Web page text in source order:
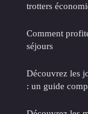
trotters
Comment
séjours
Découvrez les
: un guide